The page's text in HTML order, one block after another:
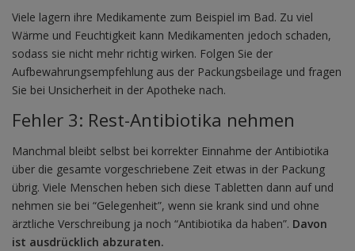
Viele lagern ihre Medikamente zum Beispiel im Bad. Zu viel
Wärme und Feuchtigkeit kann Medikamenten jedoch schaden,
sodass sie nicht mehr richtig wirken. Folgen Sie der
Aufbewahrungsempfehlung aus der Packungsbeilage und fragen
Sie bei Unsicherheit in der Apotheke nach.
Fehler 3: Rest-Antibiotika nehmen
Manchmal bleibt selbst bei korrekter Einnahme der Antibiotika
über die gesamte vorgeschriebene Zeit etwas in der Packung
übrig. Viele Menschen heben sich diese Tabletten dann auf und
nehmen sie bei “Gelegenheit”, wenn sie krank sind und ohne
ärztliche Verschreibung ja noch “Antibiotika da haben”. Davon
ist ausdrücklich abzuraten.